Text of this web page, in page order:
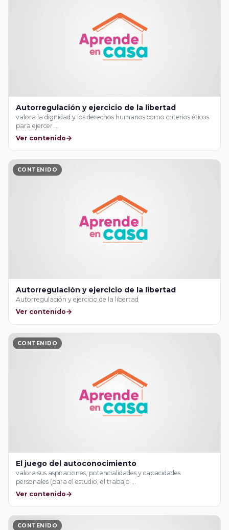
Autorregulación y ejercicio de la libertad
valora la dignidad y los derechos humanos como criterios éticos
para ejercer …
Ver contenido
CONTENIDO
Autorregulación y ejercicio de la libertad
Autorregulación y ejercicio de la libertad
Ver contenido
CONTENIDO
El juego del autoconocimiento
valora sus aspiraciones, potencialidades y capacidades
personales (para el estudio, el trabajo …
Ver contenido
CONTENIDO